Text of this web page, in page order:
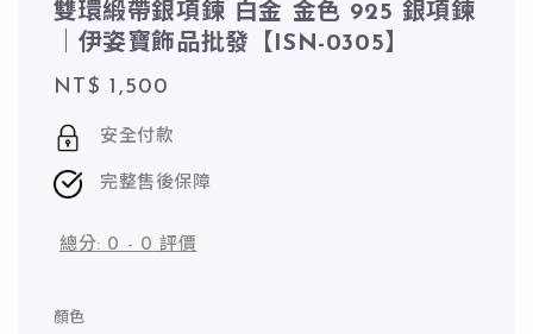
雙環緞帶銀項鍊 白金 金色 925 銀項鍊
｜伊姿寶飾品批發【ISN-0305】
Regular
price
NT$ 1,500
安全付款
完整售後保障
總分: 0 - 0 評價
顏色